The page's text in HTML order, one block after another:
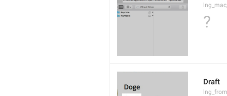
?
Draft